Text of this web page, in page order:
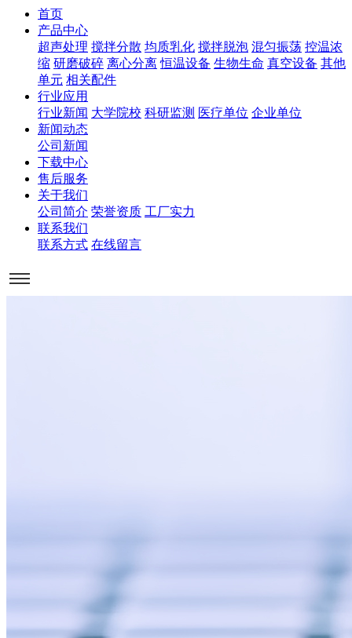
首页
产品中心
超声处理 搅拌分散 均质乳化 搅拌脱泡 混匀振荡 控温浓
缩 研磨破碎 离心分离 恒温设备 生物生命 真空设备 其他
单元 相关配件
行业应用
行业新闻 大学院校 科研监测 医疗单位 企业单位
新闻动态
公司新闻
下载中心
售后服务
关于我们
公司简介 荣誉资质 工厂实力
联系我们
联系方式 在线留言